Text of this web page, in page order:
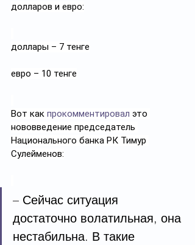
долларов и евро:
доллары – 7 тенге
евро – 10 тенге
Вот как прокомментировал это
нововведение председатель
Национального банка РК Тимур
Сулейменов:
– Сейчас ситуация
достаточно волатильная, она
нестабильна. В такие